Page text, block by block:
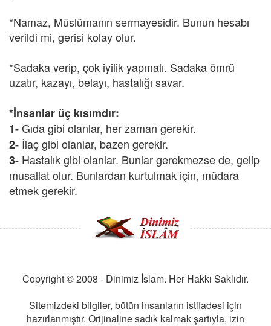
*Namaz, Müslümanın sermayesidir. Bunun hesabı
verildi mi, gerisi kolay olur.
*Sadaka verip, çok iyilik yapmalı. Sadaka ömrü
uzatır, kazayı, belayı, hastalığı savar.
*İnsanlar üç kısımdır:
1-Gıda gibi olanlar, her zaman gerekir.
2- İlaç gibi olanlar, bazen gerekir.
3- Hastalık gibi olanlar. Bunlar gerekmezse de, gelip
musallat olur. Bunlardan kurtulmak için, müdara
etmek gerekir.
Copyright © 2008 - Dinimiz İslam. Her Hakkı Saklıdır.
Sitemizdeki bilgiler, bütün insanların istifadesi için
hazırlanmıştır. Orijinaline sadık kalmak şartıyla, izin